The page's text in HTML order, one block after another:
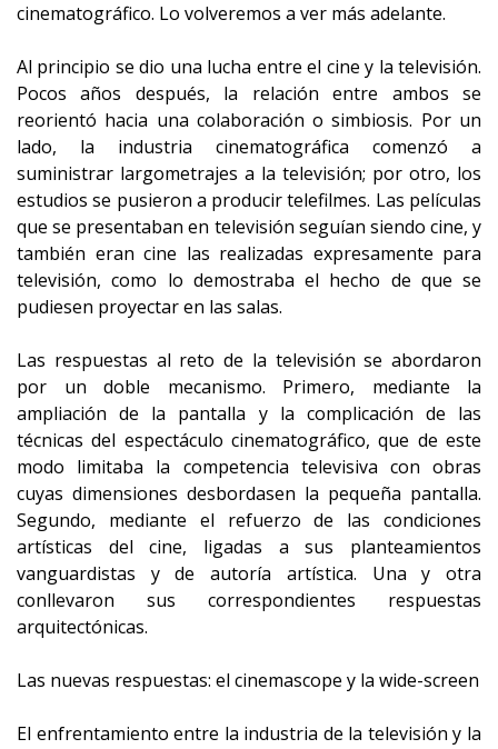
cinematográfico. Lo volveremos a ver más adelante.
Al principio se dio una lucha entre el cine y la televisión.
Pocos años después, la relación entre ambos se
reorientó hacia una colaboración o simbiosis. Por un
lado, la industria cinematográfica comenzó a
suministrar largometrajes a la televisión; por otro, los
estudios se pusieron a producir telefilmes. Las películas
que se presentaban en televisión seguían siendo cine, y
también eran cine las realizadas expresamente para
televisión, como lo demostraba el hecho de que se
pudiesen proyectar en las salas.
Las respuestas al reto de la televisión se abordaron
por un doble mecanismo. Primero, mediante la
ampliación de la pantalla y la complicación de las
técnicas del espectáculo cinematográfico, que de este
modo limitaba la competencia televisiva con obras
cuyas dimensiones desbordasen la pequeña pantalla.
Segundo, mediante el refuerzo de las condiciones
artísticas del cine, ligadas a sus planteamientos
vanguardistas y de autoría artística. Una y otra
conllevaron sus correspondientes respuestas
arquitectónicas.
Las nuevas respuestas: el cinemascope y la wide-screen
El enfrentamiento entre la industria de la televisión y la